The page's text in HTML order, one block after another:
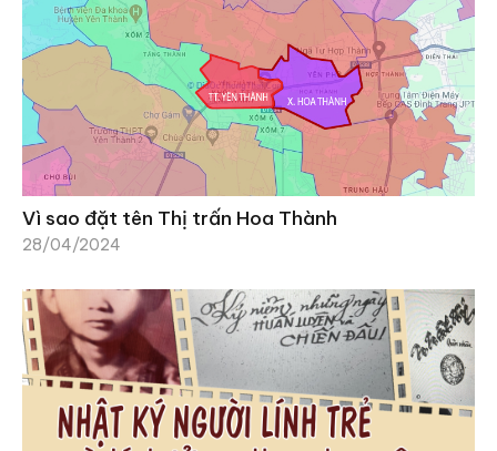
Vì sao đặt tên Thị trấn Hoa Thành
28/04/2024